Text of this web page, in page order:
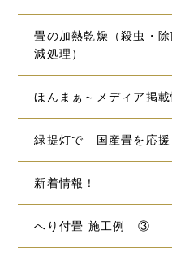
畳の加熱乾燥（殺虫・
減処理）
ほんまぁ～メディア掲載
緑提灯で 国産畳を応援
新着情報！
へり付畳 施工例 ③